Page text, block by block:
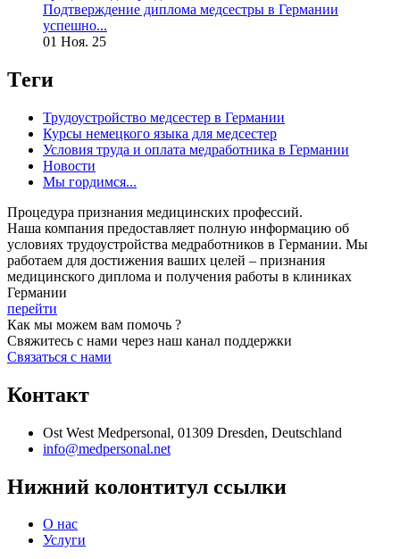
Подтверждение диплома медсестры в Германии
успешно...
01 Ноя. 25
Tеги
Трудоустройство медсестер в Германии
Курсы немецкого языка для медсестер
Условия труда и оплата медработника в Германии
Новости
Мы гордимся...
Процедура признания медицинских профессий.
Наша компания предоставляет полную информацию об
условиях трудоустройства медработников в Германии. Мы
работаем для достижения ваших целей – признания
медицинского диплома и получения работы в клиниках
Германии
перейти
Как мы можем вам помочь ?
Свяжитесь с нами через наш канал поддержки
Связаться с нами
Контакт
Ost West Medpersonal, 01309 Dresden, Deutschland
info@medpersonal.net
Нижний колонтитул ссылки
О нас
Услуги